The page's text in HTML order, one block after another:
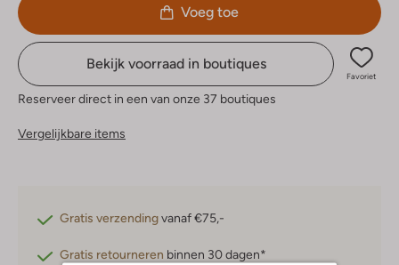
Voeg toe
Bekijk voorraad in boutiques
Favoriet
Reserveer direct in een van onze 37 boutiques
Vergelijkbare items
Gratis verzendingvanaf €75,-
Gratis retourneren binnen 30 dagen*